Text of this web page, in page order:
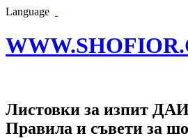
Language
Листовки за изпит
Правила и съвети за